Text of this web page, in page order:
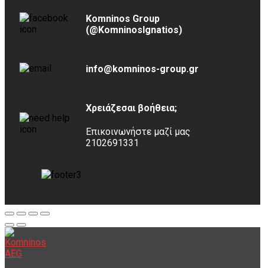
Komninos Group
(@KomninosIgnatios)
info@komninos-group.gr
Χρειάζεσαι βοήθεια;
Επικοινωνήστε μαζί μας
2102691331